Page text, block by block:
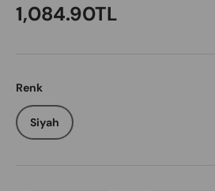
Regular price
1,084.90TL
Renk
Siyah